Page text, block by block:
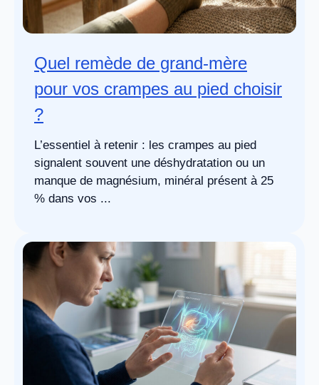
Quel remède de grand-mère
pour vos crampes au pied choisir
?
L’essentiel à retenir : les crampes au pied
signalent souvent une déshydratation ou un
manque de magnésium, minéral présent à 25
% dans vos ...